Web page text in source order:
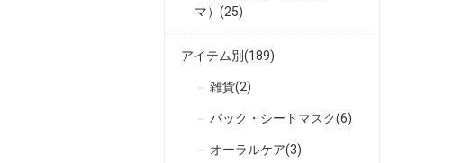
マ）(25)
アイテム別(189)
雑貨(2)
パック・シートマスク(6)
オーラルケア(3)